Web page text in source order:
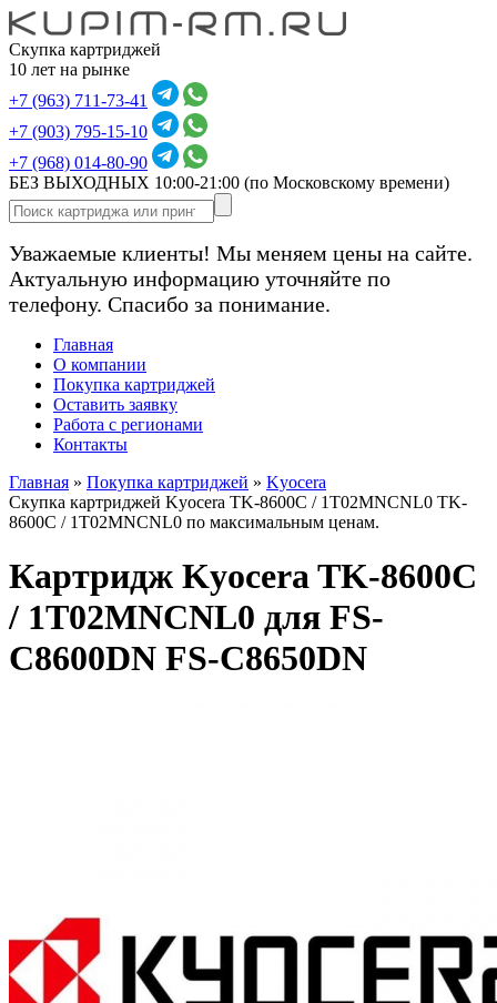
Скупка картриджей
10 лет на рынке
+7 (963) 711-73-41
+7 (903) 795-15-10
+7 (968) 014-80-90
БЕЗ ВЫХОДНЫХ 10:00-21:00 (по Московскому времени)
Уважаемые клиенты! Мы меняем цены на сайте.
Актуальную информацию уточняйте по
телефону. Спасибо за понимание.
Главная
О компании
Покупка картриджей
Оставить заявку
Работа с регионами
Контакты
Главная » Покупка картриджей » Kyocera
Скупка картриджей Kyocera TK-8600C / 1T02MNCNL0 TK-
8600C / 1T02MNCNL0 по максимальным ценам.
Картридж Kyocera TK-8600C
/ 1T02MNCNL0 для FS-
C8600DN FS-C8650DN